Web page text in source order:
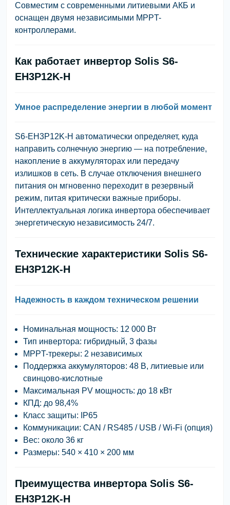
Совместим с современными литиевыми АКБ и
оснащен двумя независимыми MPPT-
контроллерами.
Как работает инвертор Solis S6-
EH3P12K-H
Умное распределение энергии в любой момент
S6-EH3P12K-H автоматически определяет, куда
направить солнечную энергию — на потребление,
накопление в аккумуляторах или передачу
излишков в сеть. В случае отключения внешнего
питания он мгновенно переходит в резервный
режим, питая критически важные приборы.
Интеллектуальная логика инвертора обеспечивает
энергетическую независимость 24/7.
Технические характеристики Solis S6-
EH3P12K-H
Надежность в каждом техническом решении
Номинальная мощность: 12 000 Вт
Тип инвертора: гибридный, 3 фазы
MPPT-трекеры: 2 независимых
Поддержка аккумуляторов: 48 В, литиевые или
свинцово-кислотные
Максимальная PV мощность: до 18 кВт
КПД: до 98,4%
Класс защиты: IP65
Коммуникации: CAN / RS485 / USB / Wi-Fi (опция)
Вес: около 36 кг
Размеры: 540 × 410 × 200 мм
Преимущества инвертора Solis S6-
EH3P12K-H